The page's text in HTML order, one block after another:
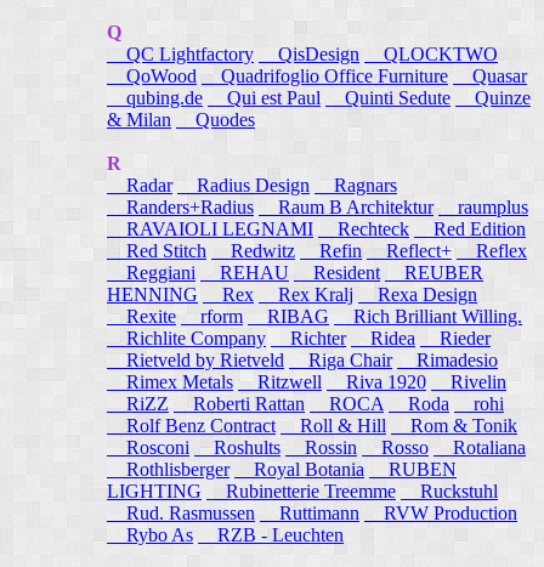
Q
QC Lightfactory
QisDesign
QLOCKTWO
QoWood Quadrifoglio Office Furniture
Quasar
qubing.de
Qui est Paul Quinti Sedute
Quinze
& Milan
Quodes
R
Radar
Radius Design
Ragnars
Randers+Radius
Raum B Architektur raumplus
RAVAIOLI LEGNAMI
Rechteck
Red Edition
Red Stitch
Redwitz Refin Reflect+
Reflex
Reggiani
REHAU Resident
REUBER
HENNING
Rex Rex Kralj
Rexa Design
Rexite
rform RIBAG
Rich Brilliant Willing.
Richlite Company
Richter Ridea
Rieder
Rietveld by Rietveld
Riga Chair
Rimadesio
Rimex Metals
Ritzwell Riva 1920
Rivelin
RiZZ
Roberti Rattan ROCA Roda
rohi
Rolf Benz Contract
Roll & Hill
Rom & Tonik
Rosconi Roshults Rossin Rosso
Rotaliana
Rothlisberger
Royal Botania
RUBEN
LIGHTING
Rubinetterie Treemme
Ruckstuhl
Rud. Rasmussen
Ruttimann
RVW Production
Rybo As
RZB - Leuchten